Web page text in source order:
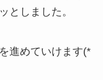
としました。
進めていけます(*